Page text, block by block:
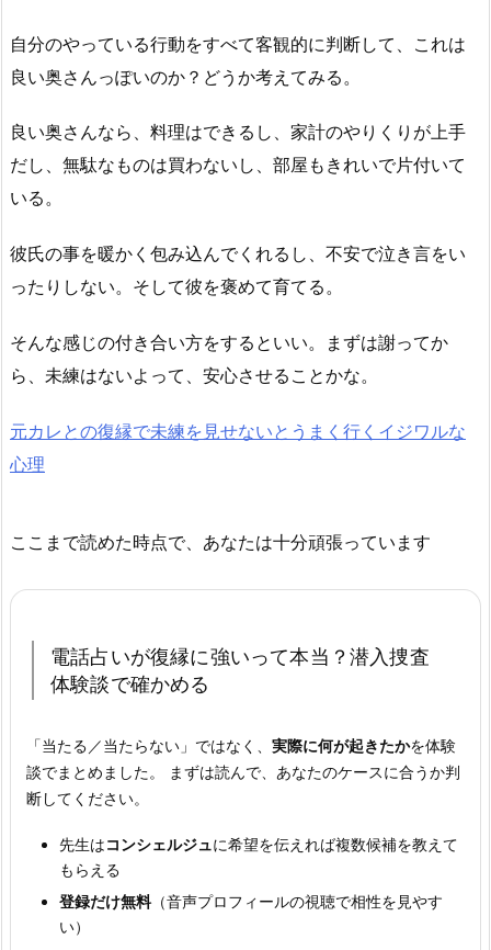
自分のやっている行動をすべて客観的に判断して、これは
良い奥さんっぽいのか？どうか考えてみる。
良い奥さんなら、料理はできるし、家計のやりくりが上手
だし、無駄なものは買わないし、部屋もきれいで片付いて
いる。
彼氏の事を暖かく包み込んでくれるし、不安で泣き言をい
ったりしない。そして彼を褒めて育てる。
そんな感じの付き合い方をするといい。まずは謝ってか
ら、未練はないよって、安心させることかな。
元カレとの復縁で未練を見せないとうまく行くイジワルな
心理
ここまで読めた時点で、あなたは十分頑張っています
電話占いが復縁に強いって本当？ 潜入捜査
体験談で確かめる
「当たる／当たらない」ではなく、 実際に何が起きたかを体験
談でまとめました。 まずは読んで、あなたのケースに合うか判
断してください。
先生はコンシェルジュに希望を伝えれば複数候補を教えて
もらえる
登録だけ無料（音声プロフィールの視聴で相性を見やす
い）